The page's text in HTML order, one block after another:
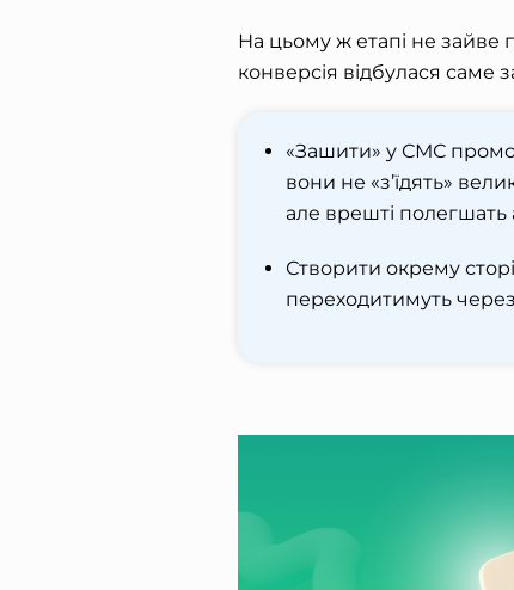
На цьому ж етапі не зайве
конверсія відбулася саме
«Зашити» у СМС
вони не «з’їдять»
але врешті полегшать
Створити окрему
переходитимуть